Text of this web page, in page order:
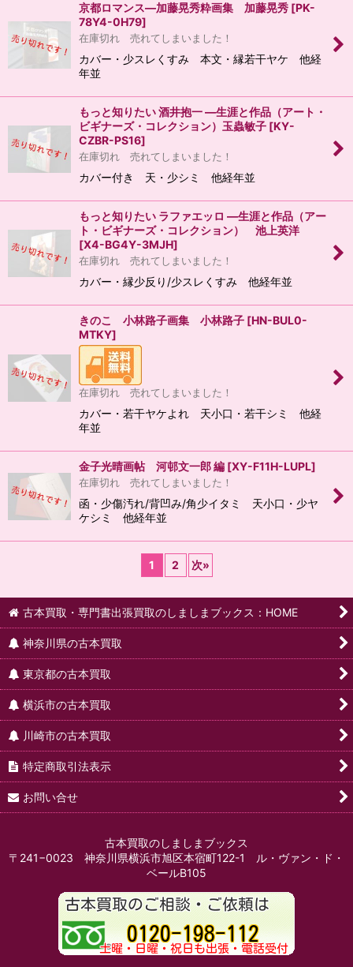
京都ロマンス―加藤晃秀粋画集 加藤晃秀 [PK-
78Y4-0H79]
在庫切れ 売れてしまいました！
カバー・少スレくすみ 本文・縁若干ヤケ 他経
年並
もっと知りたい 酒井抱一 ―生涯と作品（アート・
ビギナーズ・コレクション）玉蟲敏子 [KY-
CZBR-PS16]
在庫切れ 売れてしまいました！
カバー付き 天・少シミ 他経年並
もっと知りたい ラファエッロ ―生涯と作品（アー
ト・ビギナーズ・コレクション） 池上英洋
[X4-BG4Y-3MJH]
在庫切れ 売れてしまいました！
カバー・縁少反り/少スレくすみ 他経年並
きのこ 小林路子画集 小林路子 [HN-BUL0-
MTKY]
在庫切れ 売れてしまいました！
カバー・若干ヤケよれ 天小口・若干シミ 他経
年並
金子光晴画帖 河邨文一郎 編 [XY-F11H-LUPL]
在庫切れ 売れてしまいました！
函・少傷汚れ/背凹み/角少イタミ 天小口・少ヤ
ケシミ 他経年並
1 2 次»
古本買取・専門書出張買取のしましまブックス：HOME
神奈川県の古本買取
東京都の古本買取
横浜市の古本買取
川崎市の古本買取
特定商取引法表示
お問い合せ
古本買取のしましまブックス
〒241−0023 神奈川県横浜市旭区本宿町122-1 ル・ヴァン・ド・
ベールB105